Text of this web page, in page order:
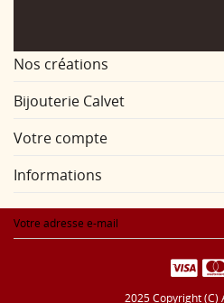
Nos créations
Bijouterie Calvet
Votre compte
Informations
2025 Copyright (C)